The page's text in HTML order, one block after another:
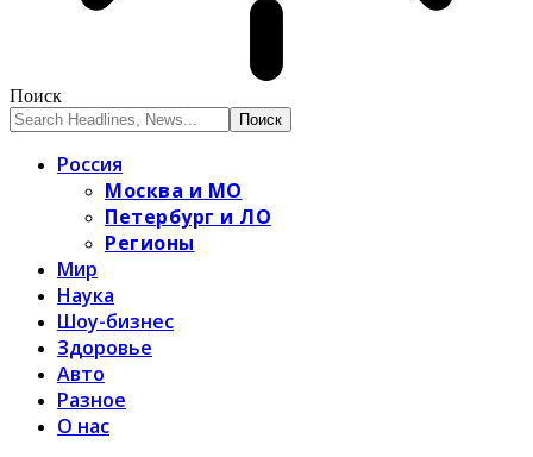
Поиск
Россия
Москва и МО
Петербург и ЛО
Регионы
Мир
Наука
Шоу-бизнес
Здоровье
Авто
Разное
О нас